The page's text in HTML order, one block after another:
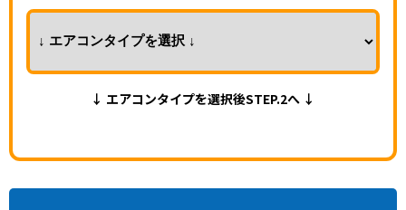
↓ エアコンタイプを選択後STEP.2へ ↓